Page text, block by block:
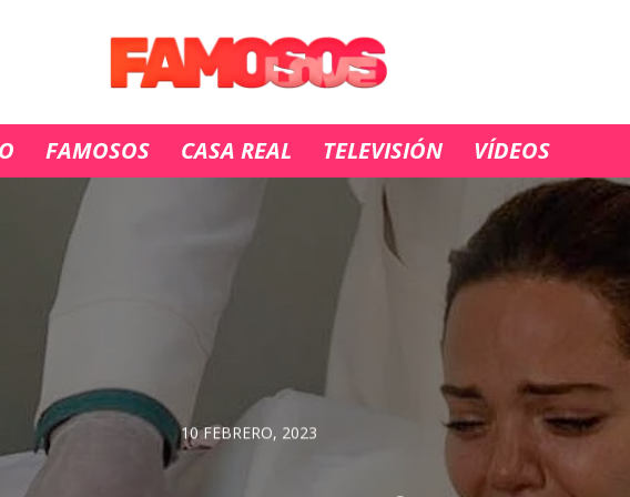
FAMOSOS CASA REAL TELEVISIÓN VÍDEOS
10 FEBRERO, 2023